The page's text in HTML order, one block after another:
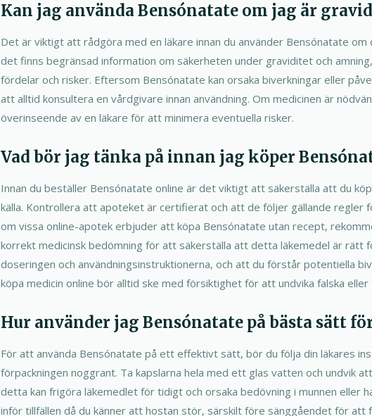
Kan jag använda Bensónatate om jag är
Det är viktigt att rådgöra med en läkare innan du använder Bensónatate om
det finns begränsad information om säkerheten under graviditet och
fördelar och risker. Eftersom Bensónatate kan orsaka biverkningar eller
att alltid konsultera en vårdgivare innan användning. Om medicinen är
överinseende av en läkare för att minimera eventuella risker.
Vad bör jag tänka på innan jag köper
Innan du beställer Bensónatate online är det viktigt att säkerställa att du
källa. Kontrollera att apoteket är certifierat och att de följer gällande regler
om vissa online-apotek erbjuder att köpa Bensónatate utan recept,
korrekt medicinsk bedömning för att säkerställa att detta läkemedel är rätt
doseringen och användningsinstruktionerna, och att du förstår potentiella
köpa medicin online bör alltid ske med försiktighet för att undvika falska
Hur använder jag Bensónatate på bästa sätt
För att använda Bensónatate på ett effektivt sätt, bör du följa din läkares
förpackningen noggrant. Ta kapslarna hela med ett glas vatten och undvik
detta kan frigöra läkemedlet för tidigt och orsaka bedövning i munnen eller
inför tillfällen då du känner att hostan stör, särskilt före sänggåendet för att